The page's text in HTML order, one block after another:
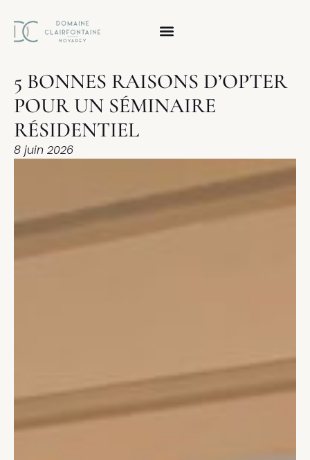
5 BONNES RAISONS D’OPTER
POUR UN SÉMINAIRE
RÉSIDENTIEL
8 juin 2026